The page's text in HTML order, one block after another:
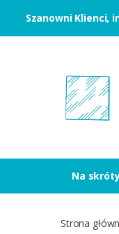
Skip to navigation
Skip to content
Na
Strona
Szanowni Klienci,